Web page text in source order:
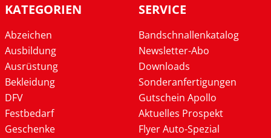
KATEGORIEN
Abzeichen
Ausbildung
Ausrüstung
Bekleidung
DFV
Festbedarf
Geschenke
SERVICE
Bandschnallenkatalog
Newsletter-Abo
Downloads
Sonderanfertigungen
Gutschein Apollo
Aktuelles Prospekt
Flyer Auto-Spezial